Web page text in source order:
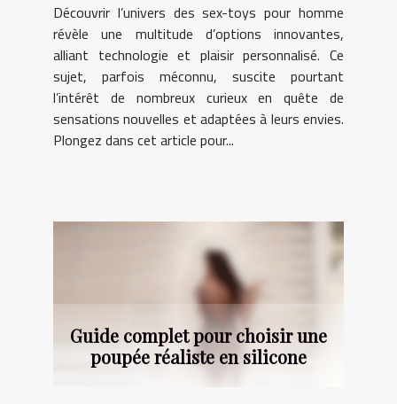
Découvrir l’univers des sex-toys pour homme
révèle une multitude d’options innovantes,
alliant technologie et plaisir personnalisé. Ce
sujet, parfois méconnu, suscite pourtant
l’intérêt de nombreux curieux en quête de
sensations nouvelles et adaptées à leurs envies.
Plongez dans cet article pour...
Guide complet pour choisir une
poupée réaliste en silicone